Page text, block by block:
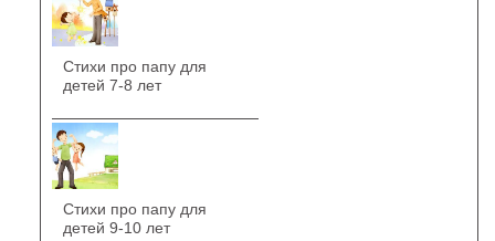
Стихи про папу для
детей 7-8 лет
Стихи про папу для
детей 9-10 лет